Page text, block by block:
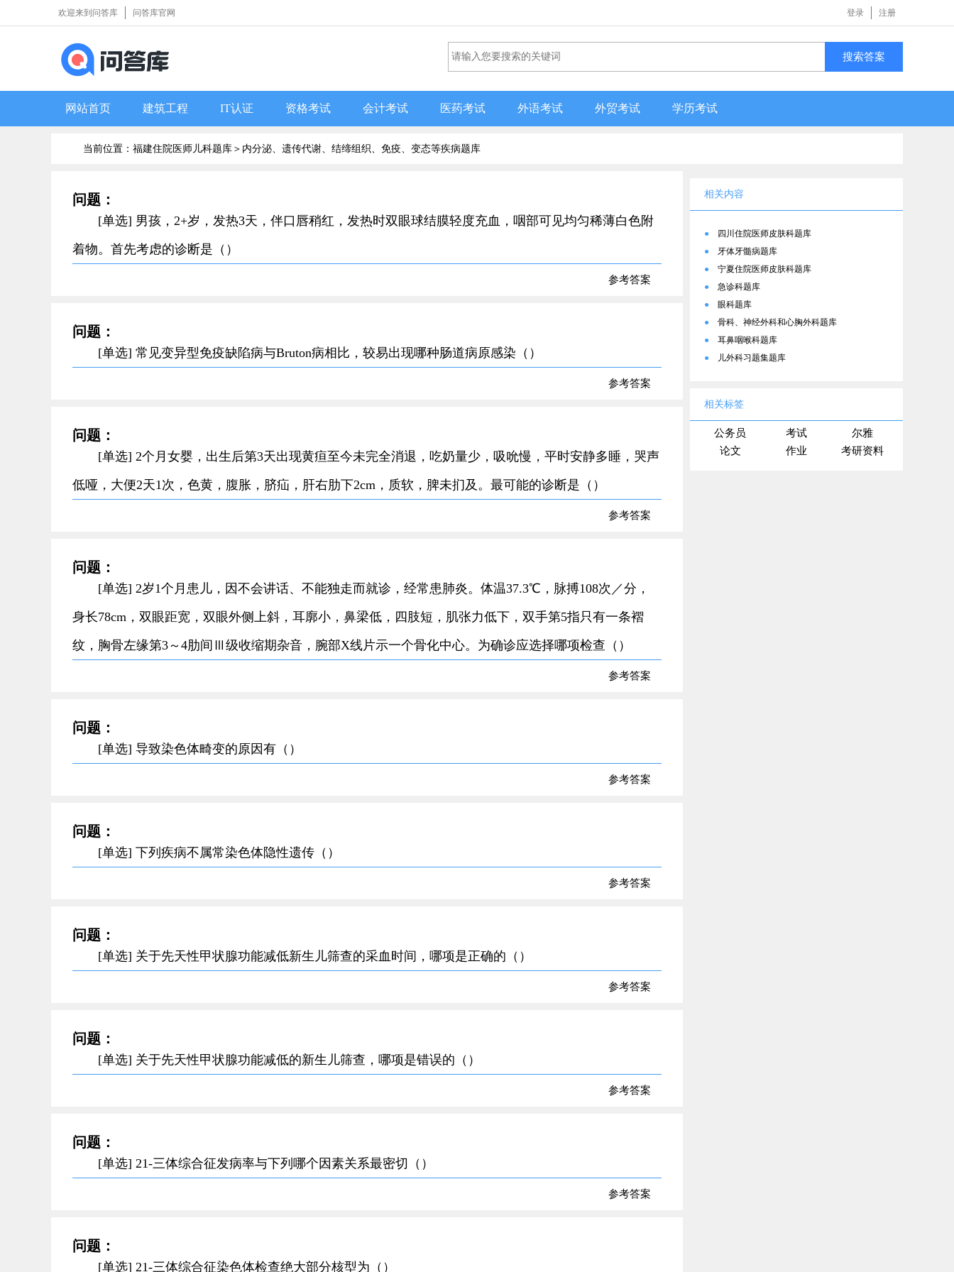
登录 注册
欢迎来到问答库 问答库官网
搜索答案
网站首页 建筑工程 IT认证 资格考试 会计考试 医药考试 外语考试 外贸考试 学历考试
当前位置：福建住院医师儿科题库＞ 内分泌、遗传代谢、结缔组织、免疫、变态等疾病题库
问题：
[单选] 男孩，2+岁，发热3天，伴口唇稍红，发热时双眼球结膜轻度充血，咽部可见均匀稀薄白色附
着物。首先考虑的诊断是（）
参考答案
问题：
[单选] 常见变异型免疫缺陷病与Bruton病相比，较易出现哪种肠道病原感染（）
参考答案
问题：
[单选] 2个月女婴，出生后第3天出现黄疸至今未完全消退，吃奶量少，吸吮慢，平时安静多睡，哭声
低哑，大便2天1次，色黄，腹胀，脐疝，肝右肋下2cm，质软，脾未扪及。最可能的诊断是（）
参考答案
问题：
[单选] 2岁1个月患儿，因不会讲话、不能独走而就诊，经常患肺炎。体温37.3℃，脉搏108次／分，
身长78cm，双眼距宽，双眼外侧上斜，耳廓小，鼻梁低，四肢短，肌张力低下，双手第5指只有一条褶
纹，胸骨左缘第3～4肋间Ⅲ级收缩期杂音，腕部X线片示一个骨化中心。为确诊应选择哪项检查（）
参考答案
问题：
[单选] 导致染色体畸变的原因有（）
参考答案
问题：
[单选] 下列疾病不属常染色体隐性遗传（）
参考答案
问题：
[单选] 关于先天性甲状腺功能减低新生儿筛查的采血时间，哪项是正确的（）
参考答案
问题：
[单选] 关于先天性甲状腺功能减低的新生儿筛查，哪项是错误的（）
参考答案
问题：
[单选] 21-三体综合征发病率与下列哪个因素关系最密切（）
参考答案
问题：
[单选] 21-三体综合征染色体检查绝大部分核型为（）
相关内容
●
四川住院医师皮肤科题库
●
牙体牙髓病题库
●
宁夏住院医师皮肤科题库
●
急诊科题库
●
眼科题库
●
骨科、神经外科和心胸外科题库
●
耳鼻咽喉科题库
●
儿外科习题集题库
相关标签
公务员 考试
尔雅
论文
作业 考研资料